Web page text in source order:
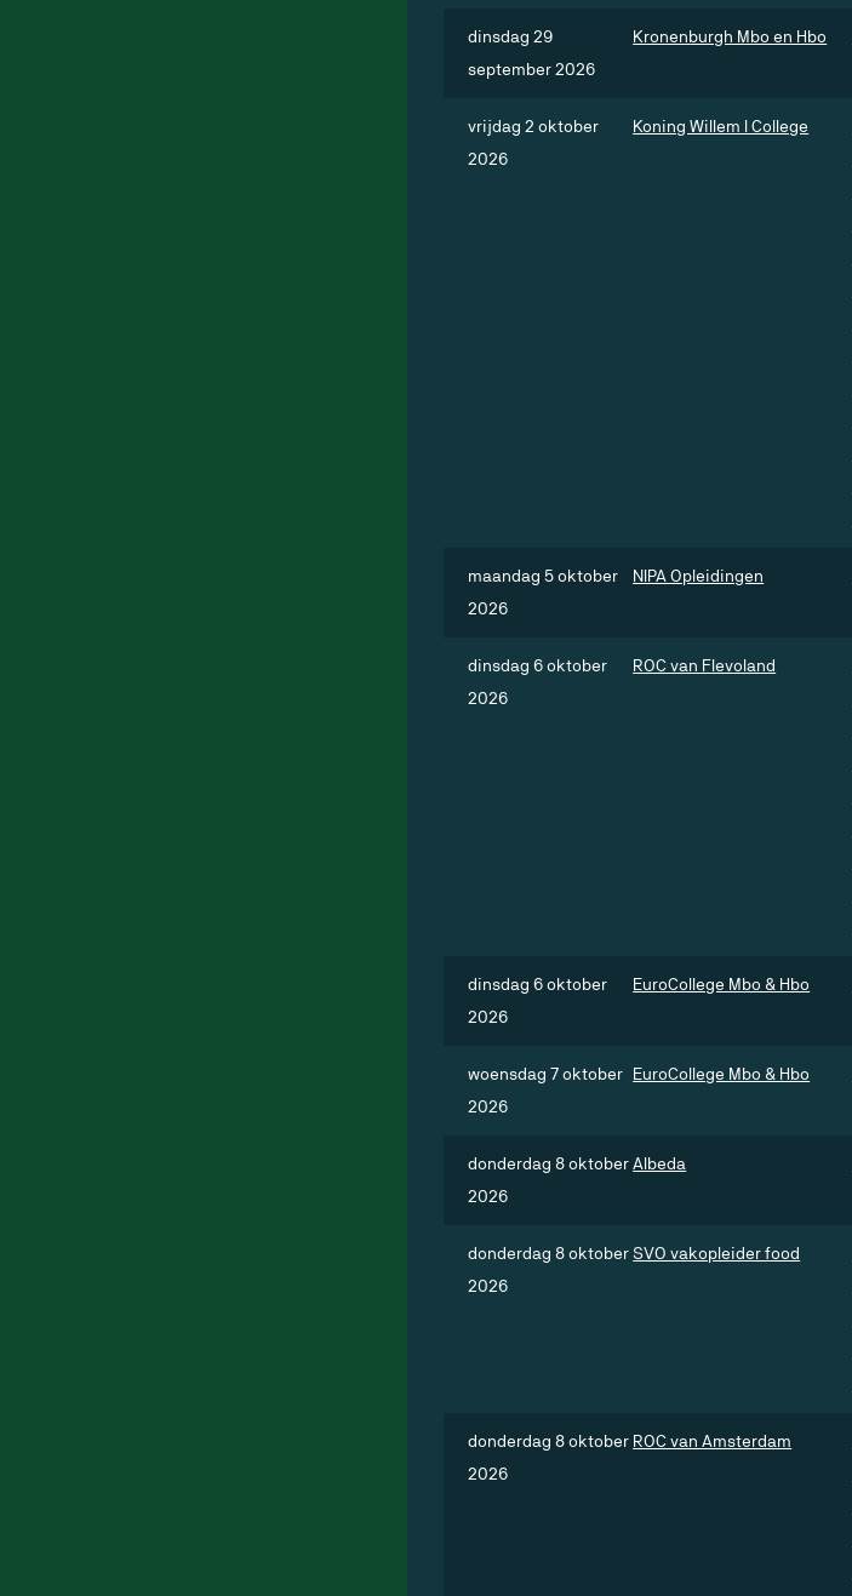
dinsdag 29
september 2026
Kronenburgh Mbo en Hbo
vrijdag 2 oktober
2026
Koning Willem I College
maandag 5 oktober
2026
NIPA Opleidingen
dinsdag 6 oktober
2026
ROC van Flevoland
dinsdag 6 oktober
2026
EuroCollege Mbo & Hbo
woensdag 7 oktober
2026
EuroCollege Mbo & Hbo
donderdag 8 oktober
2026
Albeda
donderdag 8 oktober
2026
SVO vakopleider food
donderdag 8 oktober
2026
ROC van Amsterdam